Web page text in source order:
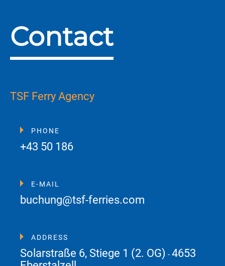
Contact
TSF Ferry Agency
PHONE
+43 50 186
E-MAIL
buchung@tsf-ferries.com
ADDRESS
Solarstraße 6, Stiege 1 (2. OG) - 4653